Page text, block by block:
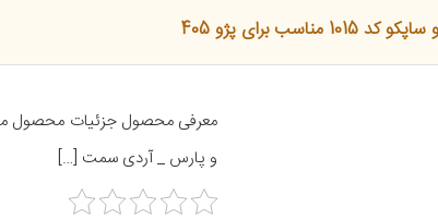
برای پژو 405
و پارس _ آردی سمت […]